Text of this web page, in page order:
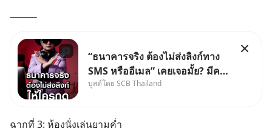
⸻
“ธนาคารจริง ต้องไม่ส่งลิงก์ทาง
SMS หรืออีเมล” เคยเจอมั้ย? มีคน
อ้างว่าโทรจากธนาคาร บอกว่า
หรือสแกนคิวอาร์โค้ดทันที มาฟัง
“ป้าเก๋าเล่ากลโกง” เพื่อรู้ทันมุก
บูสต์โดย SCB Thailand
ฉากที่ 3: ห้องนั่งเล่นยามค่ำ